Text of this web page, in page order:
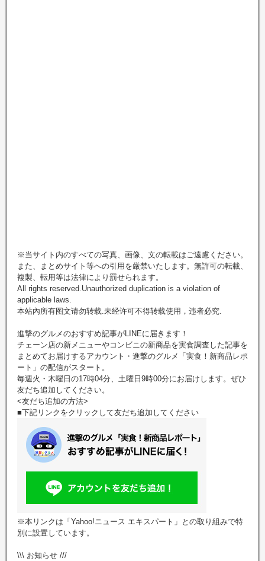
※当サイト内のすべての写真、画像、文の転載はご遠慮ください。
また、まとめサイト等への引用を厳禁いたします。無許可の転載、
複製、転用等は法律により罰せられます。
All rights reserved.Unauthorized duplication is a violation of
applicable laws.
本站內所有图文请勿转载.未经许可不得转载使用，违者必究.
進撃のグルメのおすすめ記事がLINEに届きます！
チェーン店の新メニューやコンビニの新商品を実食調査した記事を
まとめてお届けするアカウント・進撃のグルメ「実食！新商品レポ
ート」の配信がスタート。
毎週火・木曜日の17時04分、土曜日9時00分にお届けします。ぜひ
友だち追加してください。
<友だち追加の方法>
■下記リンクをクリックして友だち追加してください
※本リンクは「Yahoo!ニュース エキスパート」との取り組みで特
別に設置しています。
\\\ お知らせ ///